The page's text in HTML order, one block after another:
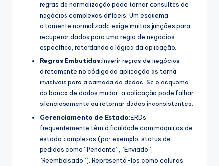
regras de normalização pode tornar consultas de
negócios complexas difíceis. Um esquema
altamente normalizado exige muitas junções para
recuperar dados para uma regra de negócios
específica, retardando a lógica da aplicação.
Regras Embutidas:Inserir regras de negócios
diretamente no código da aplicação as torna
invisíveis para a camada de dados. Se o esquema
do banco de dados mudar, a aplicação pode falhar
silenciosamente ou retornar dados inconsistentes.
Gerenciamento de Estado:ERDs
frequentemente têm dificuldade com máquinas de
estado complexas (por exemplo, status de
pedidos como “Pendente”, “Enviado”,
“Reembolsado”). Representá-los como colunas